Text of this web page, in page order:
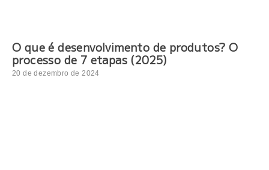
O que é desenvolvimento de produtos? O
processo de 7 etapas (2025)
20 de dezembro de 2024